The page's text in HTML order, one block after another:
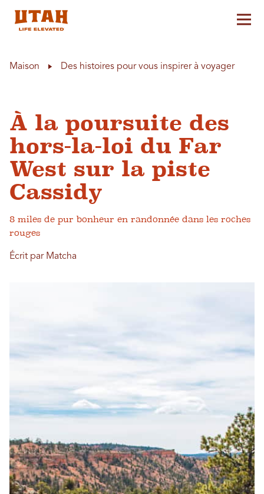
Maison Des histoires pour vous inspirer à voyager
À la poursuite des
hors-la-loi du Far
West sur la piste
Cassidy
8 miles de pur bonheur en randonnée dans les roches
rouges
Écrit par Matcha